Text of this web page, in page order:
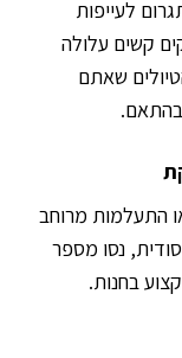
לעייפות
קשים עלולה
שאתם
בהתאם.
התעלמות מרוחב
נסו מספר
בחנות.